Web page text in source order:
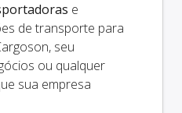
e
de transporte para
seu
ou qualquer
sua empresa